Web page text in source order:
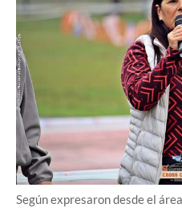
Según expresaron desde el